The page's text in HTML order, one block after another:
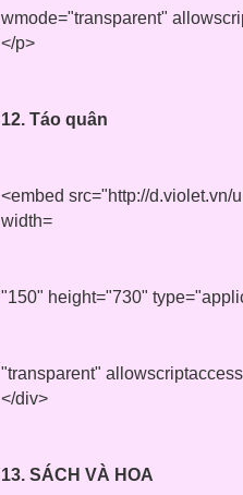
wmode="transparent"
</p>
12. Táo quân
<embed src="http://d.violet.vn/
width=
"150" height="730"
"transparent"
</div>
13. SÁCH VÀ HOA